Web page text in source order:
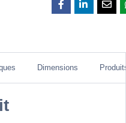
Dimensions